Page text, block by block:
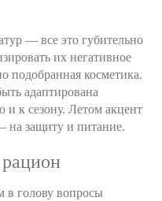
— все это губительно
их негативное
подобранная косметика.
адаптирована
и к сезону. Летом акцент
на защиту и питание.
в голову вопросы